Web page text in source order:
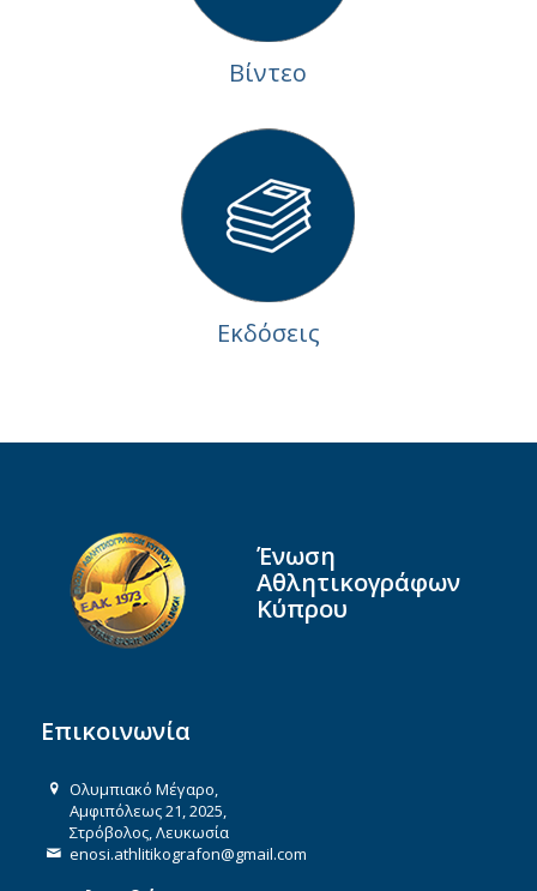
Βίντεο
Εκδόσεις
Ένωση
Αθλητικογράφων
Κύπρου
Επικοινωνία
Ολυμπιακό Μέγαρο,
Αμφιπόλεως 21, 2025,
Στρόβολος, Λευκωσία
enosi.athlitikografon@gmail.com